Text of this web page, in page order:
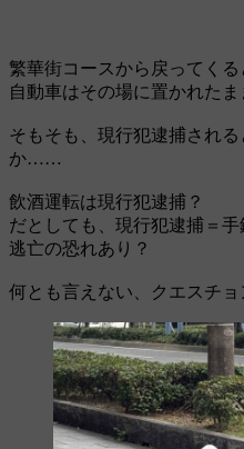
繁華街コースから戻ってく
自動車はその場に置かれたま
そもそも、現行犯逮捕され
か……
飲酒運転は現行犯逮捕？
だとしても、現行犯逮捕＝手
逃亡の恐れあり？
何とも言えない、クエスチョ